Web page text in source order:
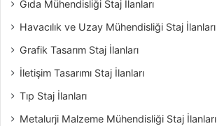
Gıda Mühendisliği Staj İlanları
Havacılık ve Uzay Mühendisliği Staj İlanları
Grafik Tasarım Staj İlanları
İletişim Tasarımı Staj İlanları
Tıp Staj İlanları
Metalurji Malzeme Mühendisliği Staj İlanları